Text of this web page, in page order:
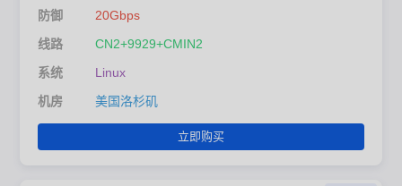
防御
20Gbps
线路
CN2+9929+CMIN2
系统
Linux
机房
美国洛杉矶
立即购买